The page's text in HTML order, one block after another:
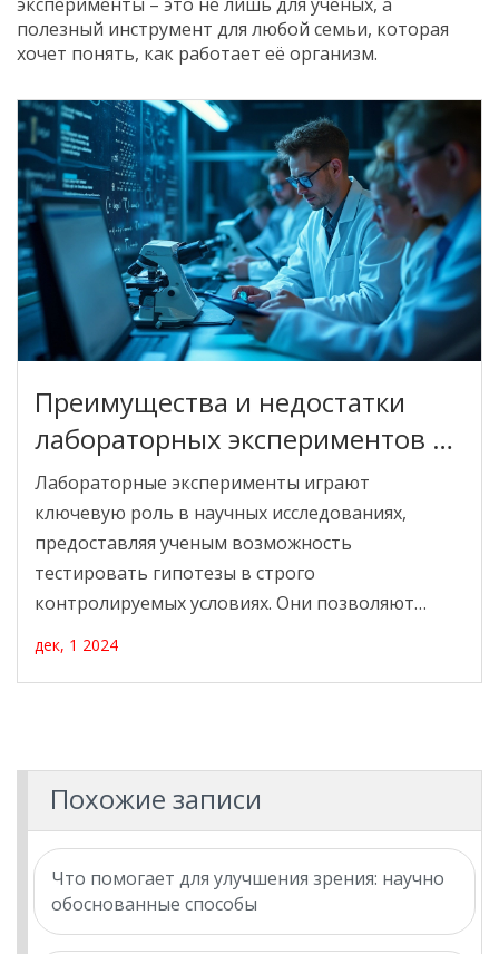
полезный инструмент для любой семьи, которая
хочет понять, как работает её организм.
Преимущества и недостатки
лабораторных экспериментов в
научных исследованиях
Лабораторные эксперименты играют
ключевую роль в научных исследованиях,
предоставляя ученым возможность
тестировать гипотезы в строго
контролируемых условиях. Они позволяют
экспериментов, от их надежности до
ограниченной применимости выводов в
реальном мире. Также приводятся советы по
минимизации ошибок и повышению
достоверности результатов.
дек, 1 2024
Похожие записи
Что помогает для улучшения зрения: научно
обоснованные способы